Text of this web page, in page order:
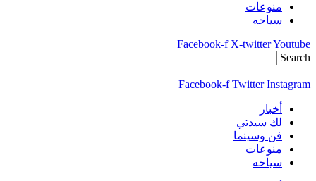
منوعات
سياحه
Facebook-f X-twitterYoutube
Search
Facebook-f Twitter Instagram
أخبار
لك سيدتي
فن وسينما
منوعات
سياحه